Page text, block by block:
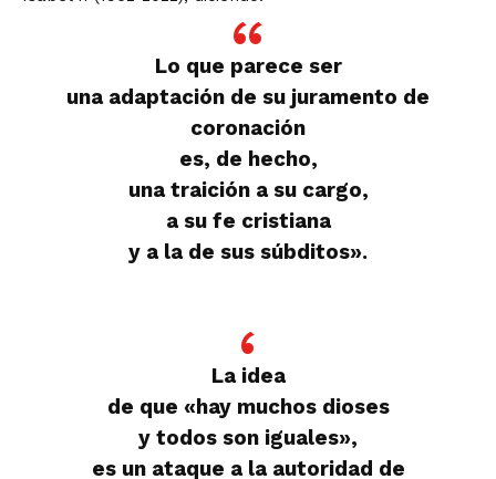
Lo que parece ser
una adaptación de su juramento de
coronación
es, de hecho,
una traición a su cargo,
a su fe cristiana
y a la de sus súbditos».
La idea
de que «hay muchos dioses
y todos son iguales»,
es un ataque a la autoridad de